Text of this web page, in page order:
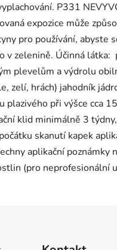
P331
expozice může
pro používání,
v zelenině. Účinná
plevelům a výdrolu
zelí, hrách) jahodník
plazivého při výšce cca
klid minimálně 3
skanutí kapek
aplikační poznámky
(pro neprofesionální